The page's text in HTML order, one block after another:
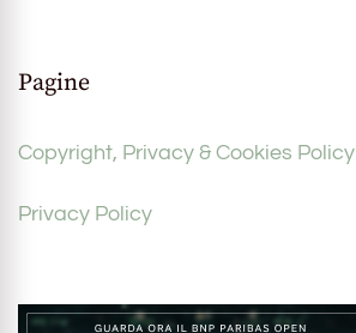
Pagine
Copyright, Privacy & Cookies Policy
Privacy Policy